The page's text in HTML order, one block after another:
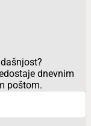
dnevnim
poštom.